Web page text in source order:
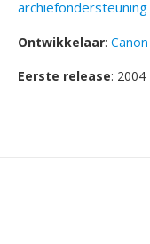
archiefondersteuning
Ontwikkelaar: Canon
Eerste release: 2004